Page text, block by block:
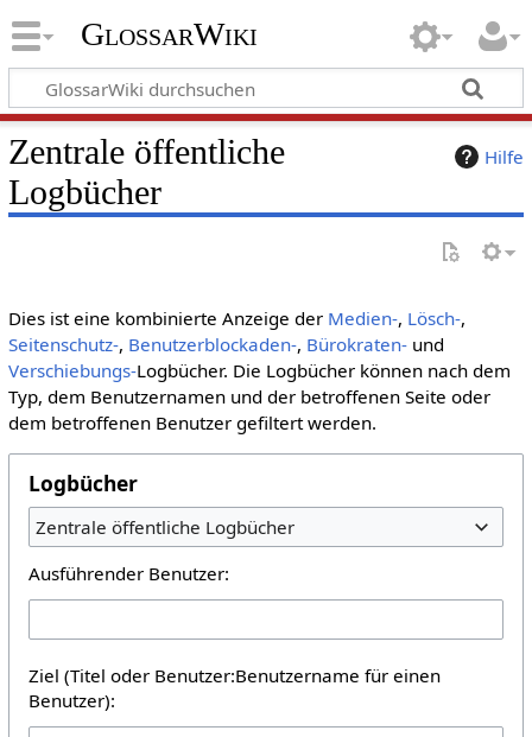
GlossarWiki
Hilfe
Zentrale öffentliche
Logbücher
Dies ist eine kombinierte Anzeige der Medien-, Lösch-,
Seitenschutz-, Benutzerblockaden-, Bürokraten-und
Verschiebungs-Logbücher. Die Logbücher können nach dem
Typ, dem Benutzernamen und der betroffenen Seite oder
dem betroffenen Benutzer gefiltert werden.
Logbücher
Zentrale öffentliche Logbücher
Ausführender Benutzer:
Ziel (Titel oder Benutzer:Benutzername für einen
Benutzer):